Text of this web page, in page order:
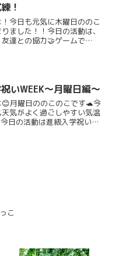
！
今日も元気に木曜日ののこ
ました！！今日の活動は、
達との協力🤝ゲームで
いWEEK〜月曜日編〜
😊月曜日ののこのこです🐢今
気がよく過ごしやすい気温
日の活動は進級入学祝いな
こ